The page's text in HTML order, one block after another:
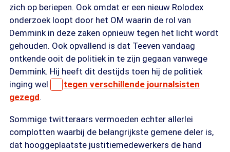
zich op beriepen. Ook omdat er een nieuw Rolodex
onderzoek loopt door het OM waarin de rol van
Demmink in deze zaken opnieuw tegen het licht wordt
gehouden. Ook opvallend is dat Teeven vandaag
ontkende ooit de politiek in te zijn gegaan vanwege
Demmink. Hij heeft dit destijds toen hij de politiek
inging wel
tegen verschillende journalsisten
gezegd.
Sommige twitteraars vermoeden echter allerlei
complotten waarbij de belangrijkste gemene deler is,
dat hooggeplaatste justitiemedewerkers de hand